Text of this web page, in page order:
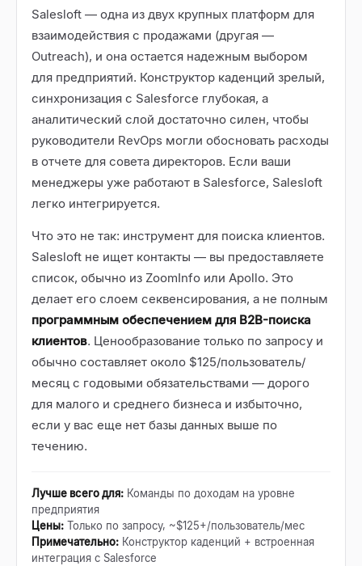
Salesloft — одна из двух крупных платформ для
взаимодействия с продажами (другая —
Outreach), и она остается надежным выбором
для предприятий. Конструктор каденций зрелый,
синхронизация с Salesforce глубокая, а
аналитический слой достаточно силен, чтобы
руководители RevOps могли обосновать расходы
в отчете для совета директоров. Если ваши
менеджеры уже работают в Salesforce, Salesloft
легко интегрируется.
Что это не так: инструмент для поиска клиентов.
Salesloft не ищет контакты — вы предоставляете
список, обычно из ZoomInfo или Apollo. Это
делает его слоем секвенсирования, а не полным
программным обеспечением для B2B-поиска
клиентов. Ценообразование только по запросу и
обычно составляет около $125/пользователь/
месяц с годовыми обязательствами — дорого
для малого и среднего бизнеса и избыточно,
если у вас еще нет базы данных выше по
течению.
Лучше всего для: Команды по доходам на уровне
предприятия
Цены: Только по запросу, ~$125+/пользователь/мес
Примечательно: Конструктор каденций + встроенная
интеграция с Salesforce